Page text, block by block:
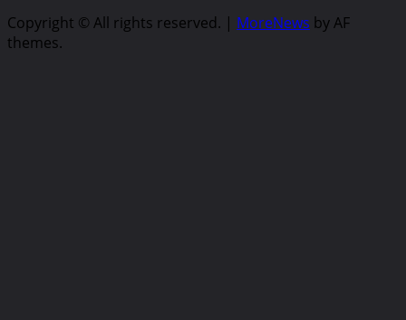
Copyright © All rights reserved. | MoreNews by AF
themes.